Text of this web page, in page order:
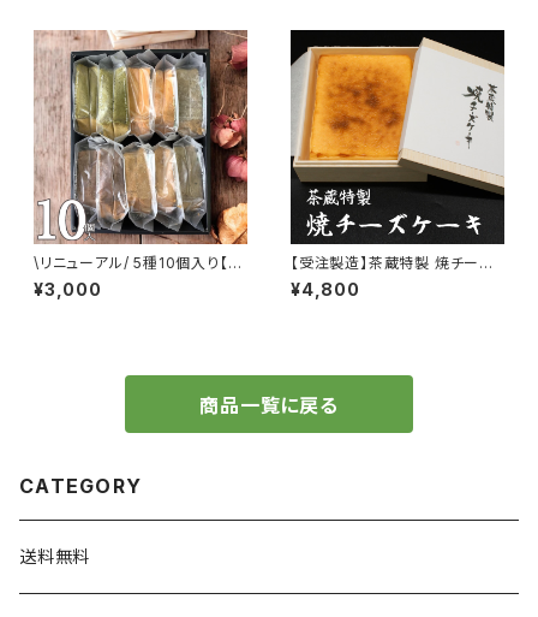
\リニューアル/ 5種10個入り【和
のシフォンケーキ詰合せ 】
¥3,000
【受注製造】茶蔵特製 焼チーズ
ケーキ【毎週木曜〆切・翌週金曜
発送】
¥4,800
商品一覧に戻る
CATEGORY
送料無料